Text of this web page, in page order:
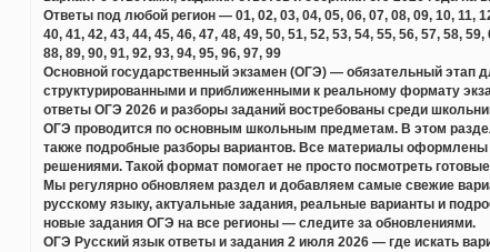
Ответы под любой регион — 01, 02, 03, 04, 05, 06, 07, 08, 09, 10, 11,
40, 41, 42, 43, 44, 45, 46, 47, 48, 49, 50, 51, 52, 53, 54, 55, 56, 57, 58,
88, 89, 90, 91, 92, 93, 94, 95, 96, 97, 99
Основной государственный экзамен (ОГЭ) — обязательный этап
структурированными и приближенными к реальному формату
ответы ОГЭ 2026 и разборы заданий востребованы среди
ОГЭ проводится по основным школьным предметам. В этом
также подробные разборы вариантов. Все материалы
решениями. Такой формат помогает не просто посмотреть
Мы регулярно обновляем раздел и добавляем самые свежие
русскому языку, актуальные задания, реальные варианты и
новые задания ОГЭ на все регионы — следите за обновлениями.
ОГЭ Русский язык ответы и задания 2 июля 2026 — где искать